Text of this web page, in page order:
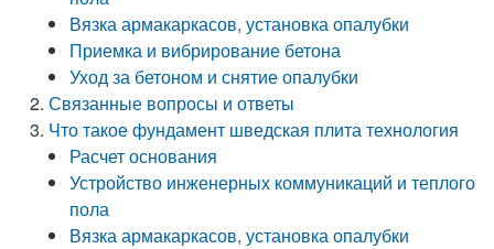
Вязка армакаркасов, установка опалубки
Приемка и вибрирование бетона
Уход за бетоном и снятие опалубки
Связанные вопросы и ответы
Что такое фундамент шведская плита технология
Расчет основания
Устройство инженерных коммуникаций и теплого
пола
Вязка армакаркасов, установка опалубки